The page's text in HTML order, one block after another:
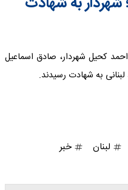
کحیل شهردار، صادق اسماعیل
به شهادت رسیدند.
لبنان خبر